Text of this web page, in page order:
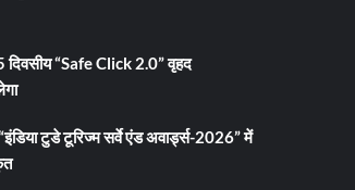
दिवसीय “Safe Click 2.0” वृहद
टुडे टूरिज्म सर्वे एंड अवार्ड्स-2026” में